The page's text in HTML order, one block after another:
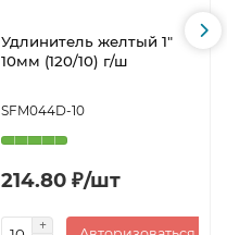
Удлинитель желтый 1"
10мм (120/10) г/ш
SFM044D-10
214.80 ₽/шт